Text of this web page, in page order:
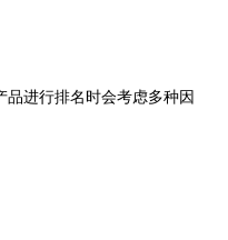
进行排名时会考虑多种因